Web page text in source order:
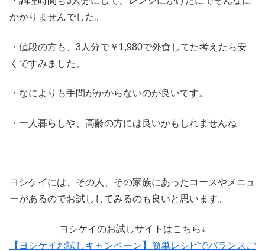
かかりませんでした。
・値段の方も、3人分で￥1,980で外食してた考えたら安
くですみました。
・なによりも手間がかからないのが良いです。
・一人暮らしや、高齢の方には良いかもしれませんね
ヨシケイには、その人、その家族にあったコースやメニュ
ーがあるのでお試ししてみるのも良いと思います。
ヨシケイのお試しサイトはこちら↓
【ヨシケイお試しキャンペーン】簡単レシピでバランスご